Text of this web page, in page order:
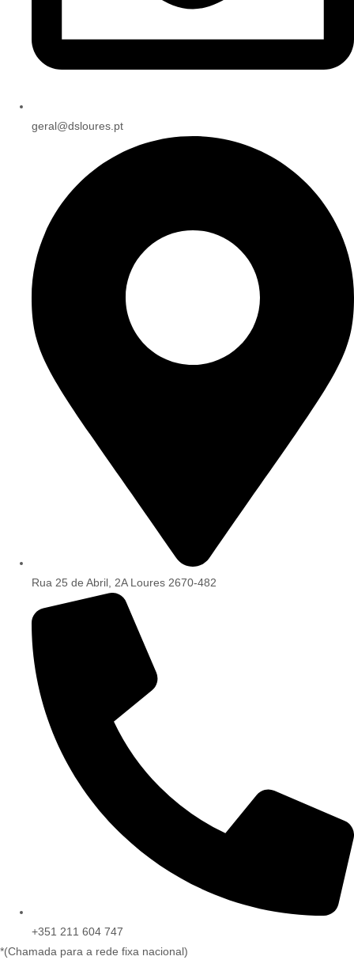
geral@dsloures.pt
Rua 25 de Abril, 2A Loures 2670-482
+351 211 604 747
*(Chamada para a rede fixa nacional)